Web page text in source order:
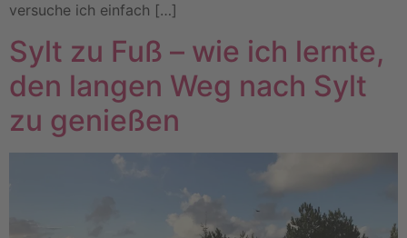
versuche ich einfach […]
Sylt zu Fuß – wie ich lernte,
den langen Weg nach Sylt
zu genießen